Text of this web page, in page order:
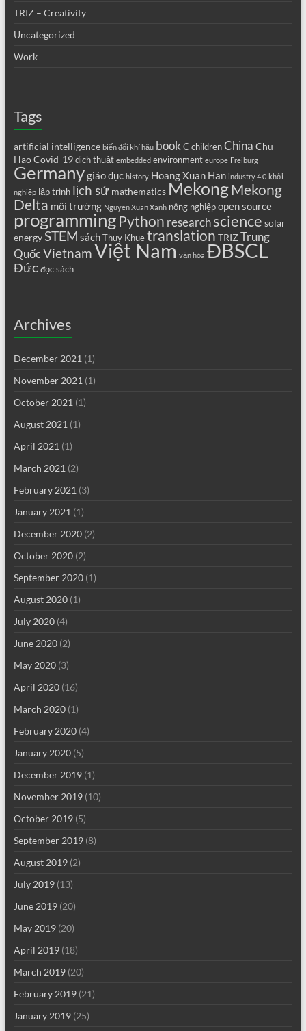
TRIZ – Creativity
Uncategorized
Work
Tags
artificial intelligence biến đổi khí hậu book C children China Chu
HaoCovid-19 dịch thuật embedded environment europe Freiburg
Germanygiáo dục history Hoang Xuan Han industry 4.0 khởi
nghiệp lập trình lịch sử mathematics MekongMekong
Delta môi trường Nguyen Xuan Xanh nông nghiệp open source
programming Python research science solar
energySTEM sách Thuy Khue translation TRIZTrung
QuốcVietnamViệt Nam văn hóa ĐBSCL
Đức đọc sách
Archives
December 2021 (1)
November 2021 (1)
October 2021 (1)
August 2021 (1)
April 2021 (1)
March 2021 (2)
February 2021 (3)
January 2021 (1)
December 2020(2)
October 2020(2)
September 2020(1)
August 2020(1)
July 2020(4)
June 2020(2)
May 2020(3)
April 2020(16)
March 2020(1)
February 2020(4)
January 2020(5)
December 2019(1)
November 2019(10)
October 2019(5)
September 2019(8)
August 2019(2)
July 2019(13)
June 2019(20)
May 2019(20)
April 2019(18)
March 2019(20)
February 2019(21)
January 2019(25)